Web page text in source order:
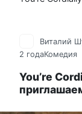
Виталий
2 годаКомедия
You’re